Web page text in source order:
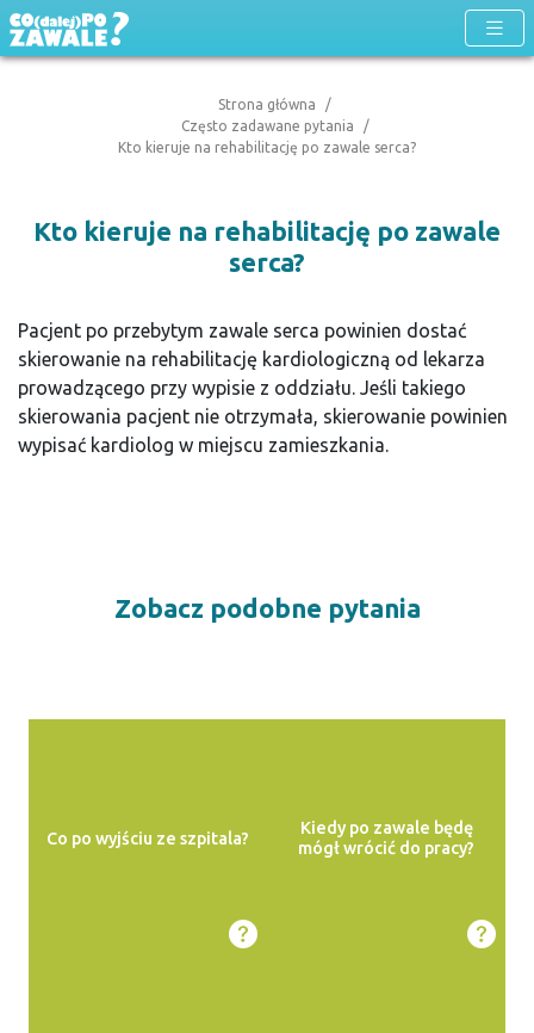
Strona główna
Często zadawane pytania
Kto kieruje na rehabilitację po zawale serca?
Kto kieruje na rehabilitację po zawale
serca?
Pacjent po przebytym zawale serca powinien dostać
skierowanie na rehabilitację kardiologiczną od lekarza
prowadzącego przy wypisie z oddziału. Jeśli takiego
skierowania pacjent nie otrzymała, skierowanie powinien
wypisać kardiolog w miejscu zamieszkania.
Zobacz podobne pytania
Co po wyjściu ze szpitala?
Kiedy po zawale będę
mógł wrócić do pracy?